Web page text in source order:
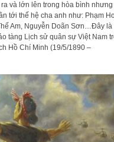
và lớn lên trong hòa bình nhưng
tới thế hệ cha anh như: Phạm
Am, Nguyễn Doãn Sơn…Đây là
tàng Lịch sử quân sự Việt Nam
Hồ Chí Minh (19/5/1890 –